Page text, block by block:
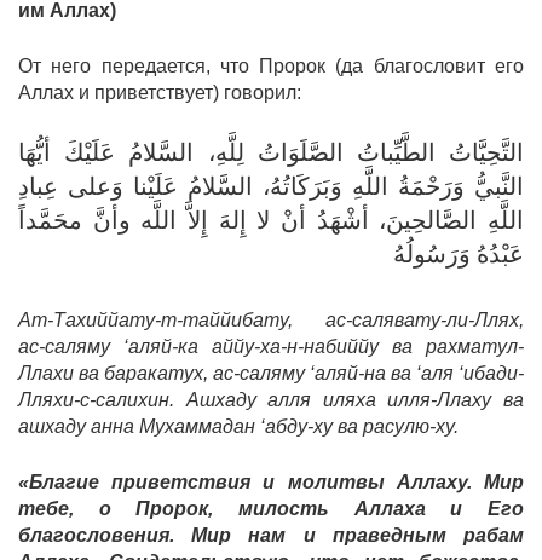
им Аллах)
От него передается, что Пророк (да благословит его
Аллах и приветствует) говорил:
التَّحِيَّاتُ الطَّيِّباتُ الصَّلَوَاتُ لِلَّهِ، السَّلامُ عَلَيْكَ أيُّهَا
النَّبيُّ وَرَحْمَةُ اللَّهِ وَبَرَكَاتُهُ، السَّلامُ عَلَيْنا وَعلى عِبادِ
اللَّهِ الصَّالحِينَ، أشْهَدُ أنْ لا إِلهَ إِلاَّ اللَّه وأنَّ محَمَّداً
عَبْدُهُ وَرَسُولُهُ
Ат-Тахиййату-т-таййибату, ас-салявату-ли-Ллях,
ас-саляму ‘аляй-ка аййу-ха-н-набиййу ва рахматул-
Ллахи ва баракатух, ас-саляму ‘аляй-на ва ‘аля ‘ибади-
Лляхи-с-салихин. Ашхаду алля иляха илля-Ллаху ва
ашхаду анна Мухаммадан ‘абду-ху ва расулю-ху.
«Благие приветствия и молитвы Аллаху. Мир
тебе, о Пророк, милость Аллаха и Его
благословения. Мир нам и праведным рабам